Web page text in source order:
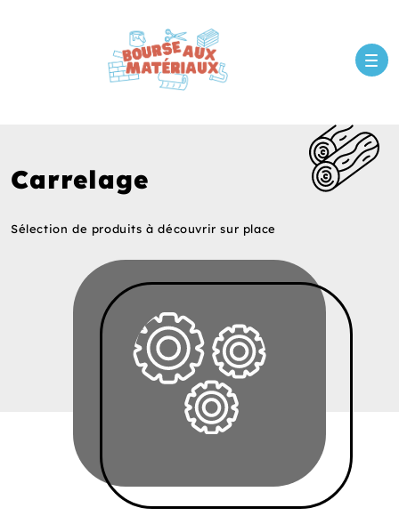
Carrelage
Sélection de produits à découvrir sur place